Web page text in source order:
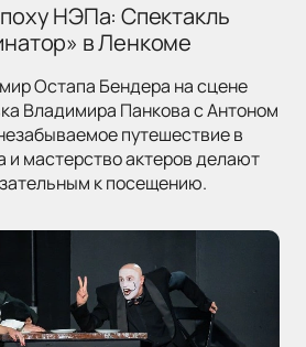
НЭПа: Спектакль
в Ленкоме
Остапа Бендера на сцене
Владимира Панкова с Антоном
путешествие в
мастерство актеров делают
к посещению.